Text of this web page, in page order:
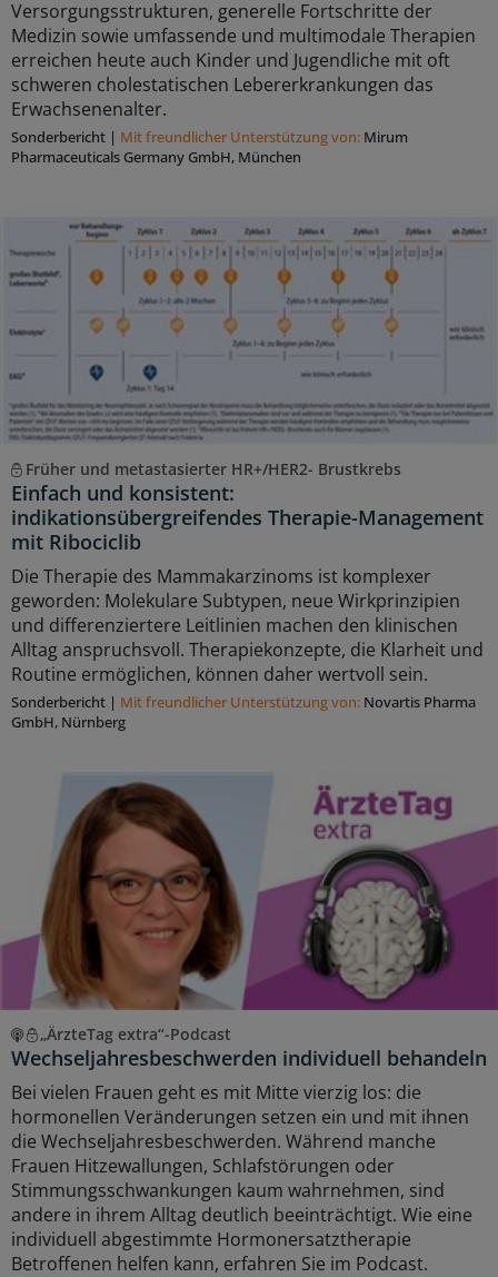
Versorgungsstrukturen, generelle Fortschritte der
Medizin sowie umfassende und multimodale Therapien
erreichen heute auch Kinder und Jugendliche mit oft
schweren cholestatischen Lebererkrankungen das
Erwachsenenalter.
Sonderbericht | Mit freundlicher Unterstützung von: Mirum
Pharmaceuticals Germany GmbH, München
Früher und metastasierter HR+/HER2- Brustkrebs
Einfach und konsistent:
indikationsübergreifendes Therapie-Management
mit Ribociclib
Die Therapie des Mammakarzinoms ist komplexer
geworden: Molekulare Subtypen, neue Wirkprinzipien
und differenziertere Leitlinien machen den klinischen
Alltag anspruchsvoll. Therapiekonzepte, die Klarheit und
Routine ermöglichen, können daher wertvoll sein.
Sonderbericht | Mit freundlicher Unterstützung von: Novartis Pharma
GmbH, Nürnberg
„ÄrzteTag extra“-Podcast
Wechseljahresbeschwerden individuell behandeln
Bei vielen Frauen geht es mit Mitte vierzig los: die
hormonellen Veränderungen setzen ein und mit ihnen
die Wechseljahresbeschwerden. Während manche
Frauen Hitzewallungen, Schlafstörungen oder
Stimmungsschwankungen kaum wahrnehmen, sind
andere in ihrem Alltag deutlich beeinträchtigt. Wie eine
individuell abgestimmte Hormonersatztherapie
Betroffenen helfen kann, erfahren Sie im Podcast.